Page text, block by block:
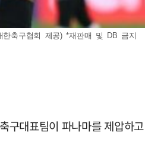
한축구협회 제공) *재판매 및 DB 금지
대표팀이 파나마를 제압하